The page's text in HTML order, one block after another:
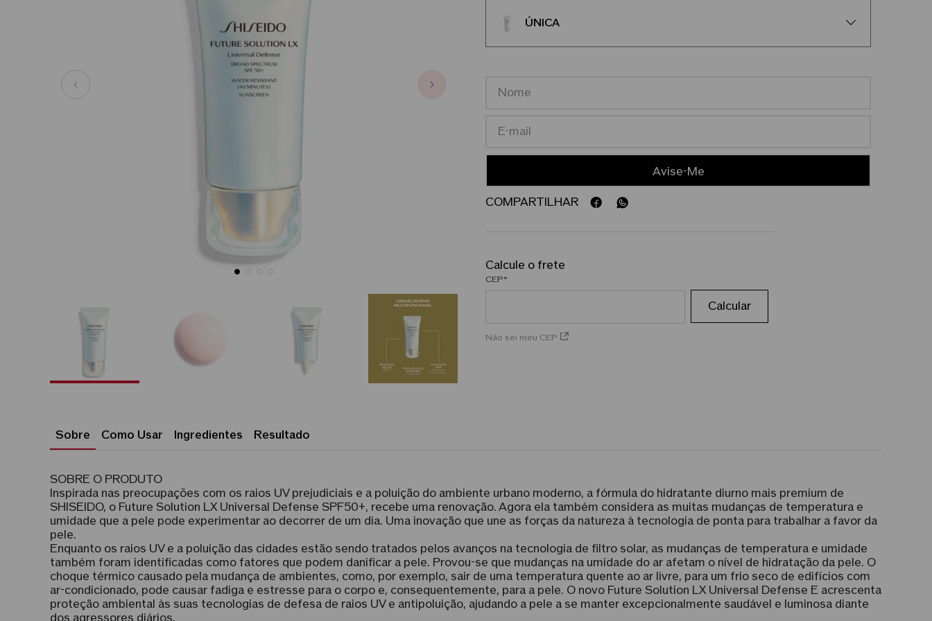
ÚNICA
COMPARTILHAR
CEP
Não sei meu CEP
Sobre Como Usar Ingredientes Resultado
SOBRE O PRODUTO
Inspirada nas preocupações com os raios UV prejudiciais e a poluição do ambiente urbano moderno, a fórmula do hidratante diurno mais premium de
SHISEIDO, o Future Solution LX Universal Defense SPF50+, recebe uma renovação. Agora ela também considera as muitas mudanças de temperatura e
umidade que a pele pode experimentar ao decorrer de um dia. Uma inovação que une as forças da natureza à tecnologia de ponta para trabalhar a favor da
pele.
Enquanto os raios UV e a poluição das cidades estão sendo tratados pelos avanços na tecnologia de filtro solar, as mudanças de temperatura e umidade
também foram identificadas como fatores que podem danificar a pele. Provou-se que mudanças na umidade do ar afetam o nível de hidratação da pele. O
choque térmico causado pela mudança de ambientes, como, por exemplo, sair de uma temperatura quente ao ar livre, para um frio seco de edifícios com
ar-condicionado, pode causar fadiga e estresse para o corpo e, consequentemente, para a pele. O novo Future Solution LX Universal Defense E acrescenta
proteção ambiental às suas tecnologias de defesa de raios UV e antipoluição, ajudando a pele a se manter excepcionalmente saudável e luminosa diante
dos agressores diários.